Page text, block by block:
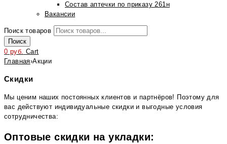
Состав аптечки по приказу 261н
Вакансии
Поиск товаров
Поиск
0 руб. Cart
Главная›Акции
Скидки
Мы ценим наших постоянных клиентов и партнёров! Поэтому для
вас действуют индивидуальные скидки и выгодные условия
сотрудничества:
Оптовые скидки на укладки: